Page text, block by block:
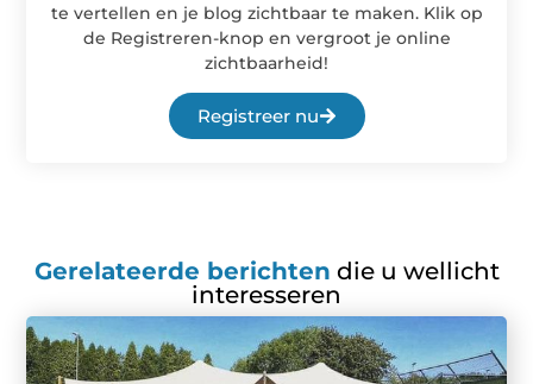
te vertellen en je blog zichtbaar te maken. Klik op
de Registreren-knop en vergroot je online
zichtbaarheid!
Registreer nu
Gerelateerde berichten die u wellicht
interesseren